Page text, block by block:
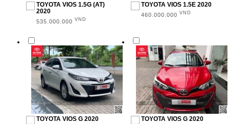
TOYOTA VIOS 1.5G (AT)
2020
535.000.000 VND
TOYOTA VIOS 1.5E 2020
460.000.000 VND
TOYOTA VIOS G 2020 TOYOTA VIOS G 2020